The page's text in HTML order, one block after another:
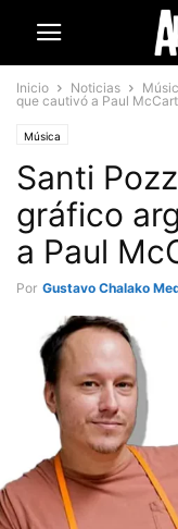
Inicio Noticias
que cautivó a Paul
Música
Santi
gráfico
a Paul
Por Gustavo Chalako